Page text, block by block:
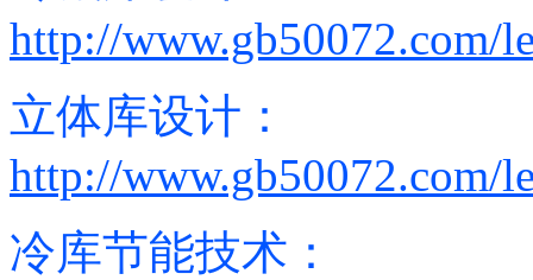
http://www.gb50072.com/
立体库设计：
http://www.gb50072.com/
冷库节能技术：